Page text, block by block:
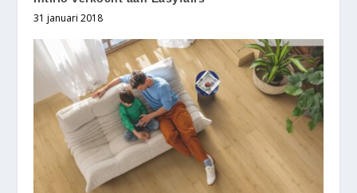
31 januari 2018